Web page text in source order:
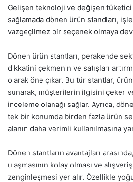
Gelişen teknoloji ve değişen tüketici
sağlamada dönen ürün standları,
vazgeçilmez bir seçenek olmaya
Dönen ürün stantları, perakende
dikkatini çekmenin ve satışları
olarak öne çıkar. Bu tür stantlar,
sunarak, müşterilerin ilgisini çeker
inceleme olanağı sağlar. Ayrıca,
tek bir konumda birden fazla ürün
alanın daha verimli kullanılmasına
Dönen stantların avantajları
ulaşmasının kolay olması ve
zenginleşmesi yer alır. Özellikle